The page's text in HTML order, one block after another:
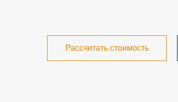
Рассчитать стоимость